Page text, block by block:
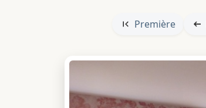
Première